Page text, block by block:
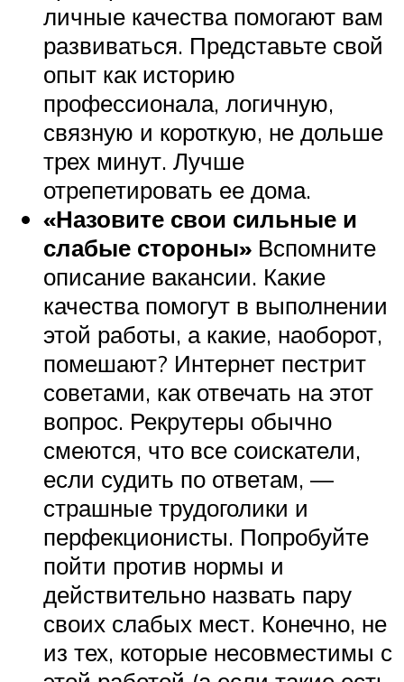
личные качества помогают вам
развиваться. Представьте свой
опыт как историю
профессионала, логичную,
связную и короткую, не дольше
трех минут. Лучше
отрепетировать ее дома.
«Назовите свои сильные и
слабые стороны» Вспомните
описание вакансии. Какие
качества помогут в выполнении
этой работы, а какие, наоборот,
помешают? Интернет пестрит
советами, как отвечать на этот
вопрос. Рекрутеры обычно
смеются, что все соискатели,
если судить по ответам, —
страшные трудоголики и
перфекционисты. Попробуйте
пойти против нормы и
действительно назвать пару
своих слабых мест. Конечно, не
из тех, которые несовместимы с